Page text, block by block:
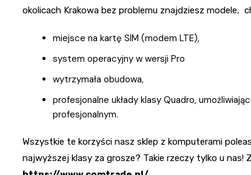
okolicach Krakowa bez problemu znajdziesz modele,
miejsce na kartę SIM (modem LTE),
system operacyjny w wersji Pro
wytrzymała obudowa,
profesjonalne układy klasy Quadro,
profesjonalnym.
Wszystkie te korzyści nasz sklep z komputerami
najwyższej klasy za grosze? Takie rzeczy tylko u